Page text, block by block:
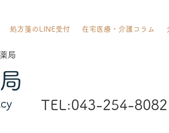
処方箋のLINE受付 在宅医療・介護コラム
局
TEL:043-254-8082